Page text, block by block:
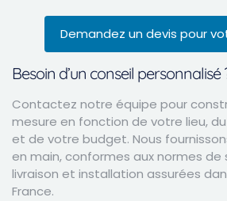
Demandez un devis pour
Besoin d’un conseil personnalisé
Contactez notre équipe pour
mesure en fonction de votre lieu,
et de votre budget. Nous
en main, conformes aux normes de
livraison et installation assurées
France.